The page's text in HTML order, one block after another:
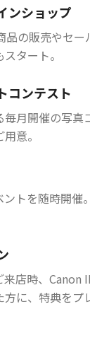
ンショップ
品の販売やセー
タート。
コンテスト
毎月開催の写真
意。
トを随時開催
店時、Canon
に、特典をプ